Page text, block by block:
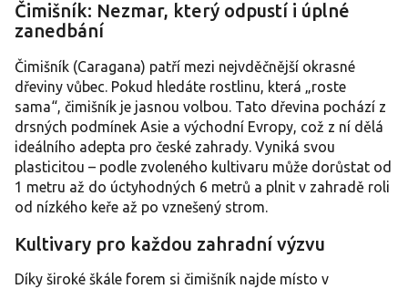
l
a
c
í
p
r
v
k
y
v
p
i
s
Čimišník: Nezmar, který odpustí i úplné
zanedbání
Čimišník (Caragana) patří mezi nejvděčnější okrasné
dřeviny vůbec. Pokud hledáte rostlinu, která „roste
sama“, čimišník je jasnou volbou. Tato dřevina pochází z
drsných podmínek Asie a východní Evropy, což z ní dělá
ideálního adepta pro české zahrady. Vyniká svou
plasticitou – podle zvoleného kultivaru může dorůstat od
1 metru až do úctyhodných 6 metrů a plnit v zahradě roli
od nízkého keře až po vznešený strom.
Kultivary pro každou zahradní výzvu
Díky široké škále forem si čimišník najde místo v